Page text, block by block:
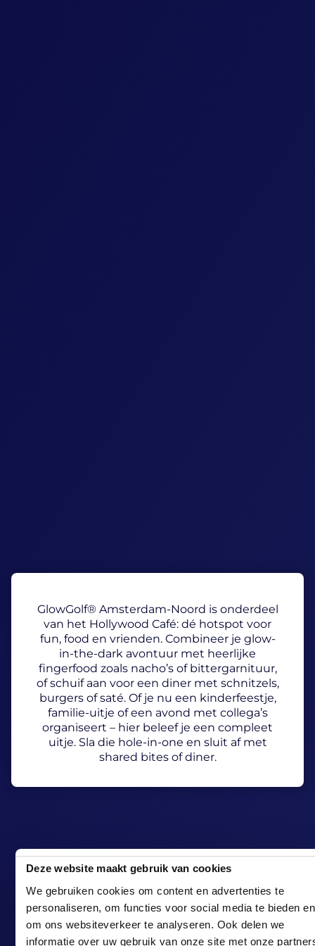
Deze website maakt gebruik van cookies
We gebruiken cookies om content en advertenties te
personaliseren, om functies voor social media te bieden en
om ons websiteverkeer te analyseren. Ook delen we
informatie over uw gebruik van onze site met onze
GlowGolf® Amsterdam-Noord is onderdeel
van het Hollywood Café: dé hotspot voor
fun, food en vrienden. Combineer je glow-
in-the-dark avontuur met heerlijke
fingerfood zoals nacho’s of bittergarnituur,
of schuif aan voor een diner met schnitzels,
burgers of saté. Of je nu een kinderfeestje,
familie-uitje of een avond met collega’s
organiseert – hier beleef je een compleet
uitje. Sla die hole-in-one en sluit af met
shared bites of diner.
Tickets & Deals
Stel je uitje samen bij
GlowGolf Amsterdam-
Noord